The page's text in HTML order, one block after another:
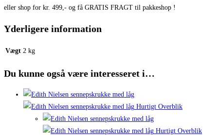
eller shop for kr. 499,- og få GRATIS FRAGT til pakkeshop !
Yderligere information
Vægt 2 kg
Du kunne også være interesseret i…
Hurtigt Overblik
Hurtigt Overblik